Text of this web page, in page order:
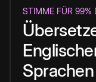
STIMME FÜR 99%